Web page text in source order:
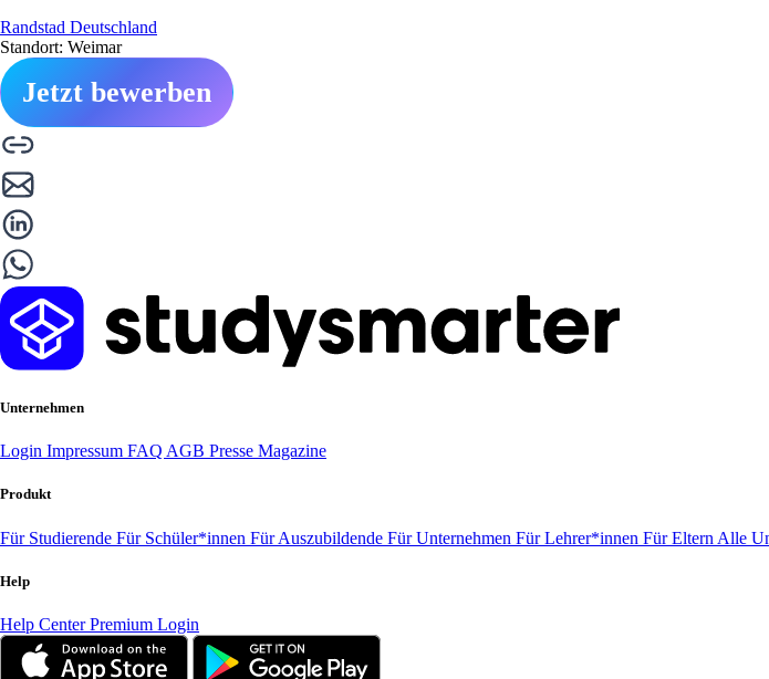
Randstad Deutschland
Standort: Weimar
Jetzt bewerben
Unternehmen
Login Impressum FAQ AGB Presse Magazine
Produkt
Für Studierende Für Schüler*innen Für Auszubildende Für Unternehmen Für Lehrer*innen Für Eltern Alle
Help
Help CenterPremium Login